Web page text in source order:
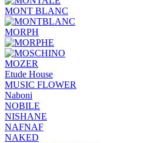
MONT BLANC
MORPH
MOZER
Etude House
MUSIC FLOWER
Naboni
NOBILE
NISHANE
NAFNAF
NAKED